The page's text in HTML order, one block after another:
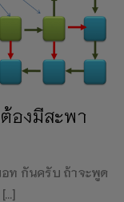
องมีสะพา
ท กันครับ ถ้าจะพูด